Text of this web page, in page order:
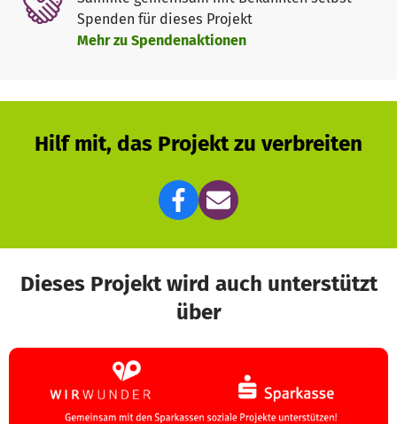
Spenden für dieses Projekt
Mehr zu Spendenaktionen
Hilf mit, das Projekt zu verbreiten
Dieses Projekt wird auch unterstützt
über